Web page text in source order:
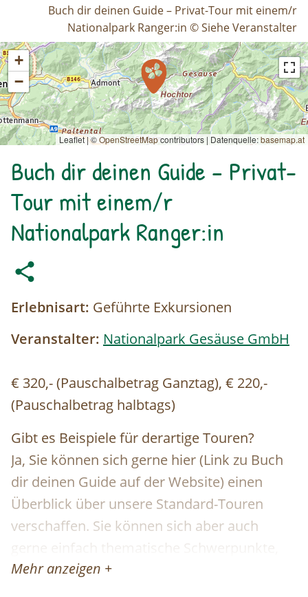
Buch dir deinen Guide – Privat-Tour mit einem/r
Nationalpark Ranger:in © Siehe Veranstalter
+
−
Leaflet | ©OpenStreetMapcontributors | Datenquelle:basemap.at
Buch dir deinen Guide – Privat-
Tour mit einem/r
Nationalpark Ranger:in
Erlebnisart: Geführte Exkursionen
Veranstalter: Nationalpark Gesäuse GmbH
€ 320,- (Pauschalbetrag Ganztag), € 220,-
(Pauschalbetrag halbtags)
Gibt es Beispiele für derartige Touren?
Ja, Sie können sich gerne hier (Link zu Buch
dir deinen Guide auf der Website) einen
Überblick über unsere Standard-Touren
verschaffen. Sie können sich aber auch
gerne einfach thematische Schwerpunkte,
Routen oder Aktivitäten wünschen und wir
Mehr anzeigen +